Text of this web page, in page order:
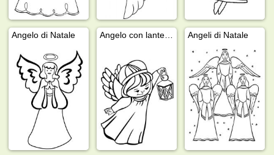
Angelo di Natale Angeli di Natale